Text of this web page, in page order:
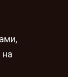
на